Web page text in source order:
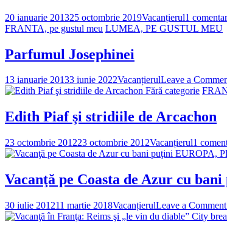
20 ianuarie 201325 octombrie 2019Vacanțierul1
FRANTA, pe gustul meu LUMEA, PE GUSTUL MEU
Parfumul Josephinei
13 ianuarie 20133 iunie 2022VacanțierulLeave a
Fără categorie
Edith Piaf şi stridiile de Arcachon
23 octombrie 201223 octombrie 2012Vacanțierul1
EUROPA,
Vacanţă pe Coasta de Azur cu
30 iulie 201211 martie 2018VacanțierulLeave a Comment
City